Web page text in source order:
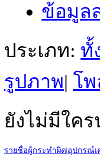
ข้อมูล
ประเภท: ทั้
รูปภาพ| โพ
ยังไม่มีใค
รายชื่อผู้กระทำผิด|อุปกรณ์เ